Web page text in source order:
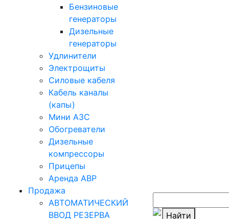
Бензиновые
генераторы
Дизельные
генераторы
Удлинители
Электрощиты
Силовые кабеля
Кабель каналы
(капы)
Мини АЗС
Обогреватели
Дизельные
компрессоры
Прицепы
Аренда АВР
Продажа
АВТОМАТИЧЕСКИЙ
ВВОД РЕЗЕРВА
Найти